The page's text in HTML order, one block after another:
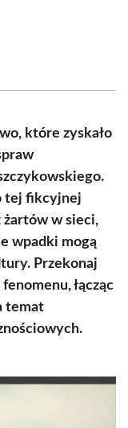
które zyskało
tej fikcyjnej
żartów w sieci,
wpadki mogą
Przekonaj
łącząc
temat